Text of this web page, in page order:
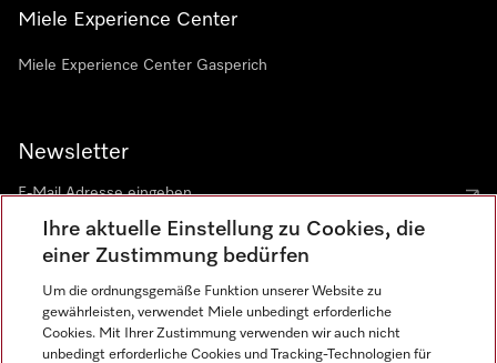
Miele Experience Center
Miele Experience Center Gasperich
Newsletter
Sprache
Ihre aktuelle Einstellung zu Cookies, die
einer Zustimmung bedürfen
Um die ordnungsgemäße Funktion unserer Website zu
gewährleisten, verwendet Miele unbedingt erforderliche
Cookies. Mit Ihrer Zustimmung verwenden wir auch nicht
unbedingt erforderliche Cookies und Tracking-Technologien für